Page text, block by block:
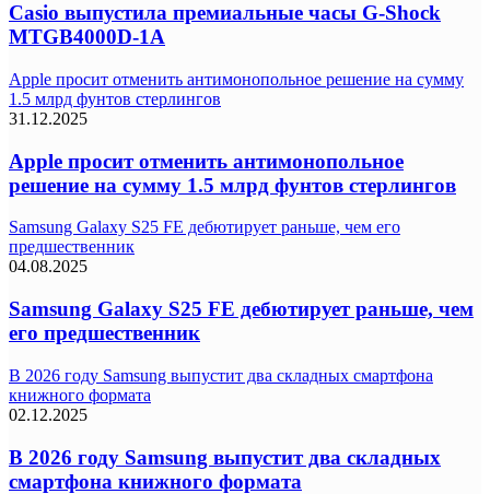
Casio выпустила премиальные часы G-Shock
MTGB4000D-1A
Apple просит отменить антимонопольное решение на сумму
1.5 млрд фунтов стерлингов
31.12.2025
Apple просит отменить антимонопольное
решение на сумму 1.5 млрд фунтов стерлингов
Samsung Galaxy S25 FE дебютирует раньше, чем его
предшественник
04.08.2025
Samsung Galaxy S25 FE дебютирует раньше, чем
его предшественник
В 2026 году Samsung выпустит два складных смартфона
книжного формата
02.12.2025
В 2026 году Samsung выпустит два складных
смартфона книжного формата